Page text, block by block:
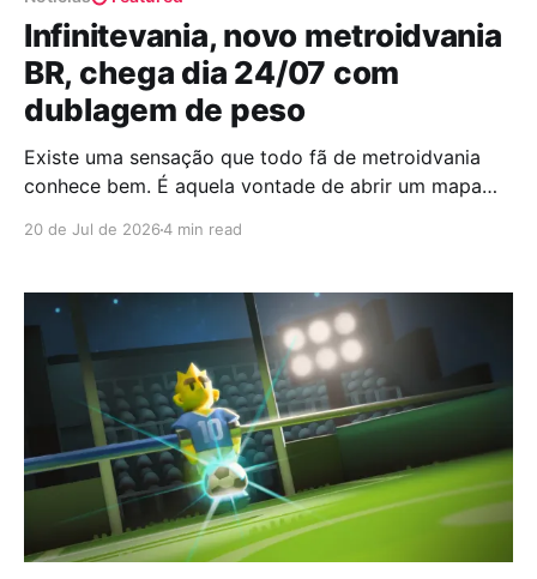
Infinitevania, novo metroidvania
BR, chega dia 24/07 com
dublagem de peso
Existe uma sensação que todo fã de metroidvania
conhece bem. É aquela vontade de abrir um mapa
seus segredos, como se o próprio jogo estivesse
esperando o
20 de Jul de 20264 min read